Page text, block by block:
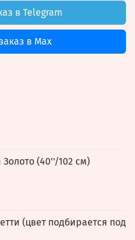
в Telegram
в Max
(40''/102 см)
(цвет подбирается под